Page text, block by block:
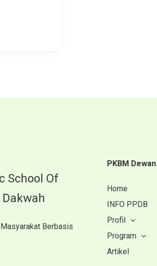
School Of
Berbasis
PKBM
Home
INFO PPDB
Profil
Program
Artikel